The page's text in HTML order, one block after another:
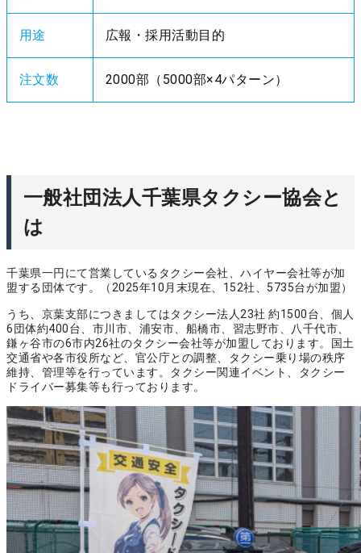
用途 広報・採用活動目的
注文数 2000部（5000部×4パターン）
一般社団法人千葉県タクシー協会と
は
千葉県一円にて営業しているタクシー会社、ハイヤー会社等が加
盟する団体です。（2025年10月末現在、152社、5735台が加盟）
うち、京葉支部につきましてはタクシー法人23社 約1500台、個人
6団体約400台、市川市、浦安市、船橋市、習志野市、八千代市、
鎌ヶ谷市の6市内26社のタクシー会社等が加盟しております。国土
交通省や各市役所など、官公庁との調整、タクシー乗り場の秩序
維持、管理等を行っています。タクシー関連イベント、タクシー
ドライバー募集等も行っております。